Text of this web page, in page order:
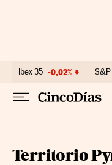
Ibex 35 -0,02%
Territorio